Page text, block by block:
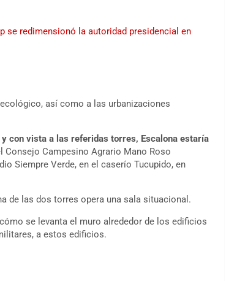
se redimensionó la autoridad presidencial en
así como a las urbanizaciones
con vista a las referidas torres, Escalona estaría
Consejo Campesino Agrario Mano Roso
Siempre Verde, en el caserío Tucupido, en
de las dos torres opera una sala situacional.
se levanta el muro alrededor de los edificios
a estos edificios.